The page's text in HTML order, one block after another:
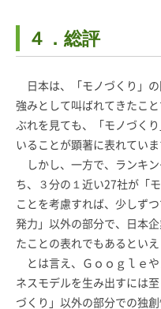
４．総評
日本は、「モノづくり」の
強みとして叫ばれてきたこ
ぶれを見ても、「モノづく
いることが顕著に表れていま
しかし、一方で、ランキン
ち、３分の１近い27社が「
ことを考慮すれば、少しず
発力」以外の部分で、日本
たことの表れでもあるといえ
とは言え、Ｇｏｏｇｌｅや
ネスモデルを生み出すには
づくり」以外の部分での独